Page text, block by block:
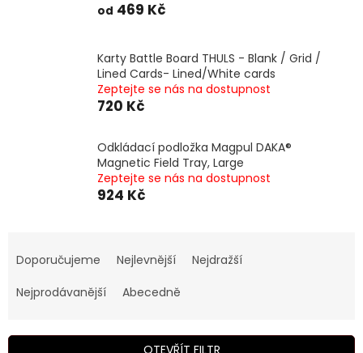
od 469 Kč
Karty Battle Board THULS - Blank / Grid /
Lined Cards- Lined/White cards
Zeptejte se nás na dostupnost
720 Kč
Odkládací podložka Magpul DAKA®
Magnetic Field Tray, Large
Zeptejte se nás na dostupnost
924 Kč
a
e
í
Doporučujeme Nejlevnější
Nejdražší
Nejprodávanější
Abecedně